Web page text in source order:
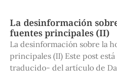
La desinformación
fuentes principales (II)
La desinformación sobre la
principales (II) Este post
traducido- del artículo de